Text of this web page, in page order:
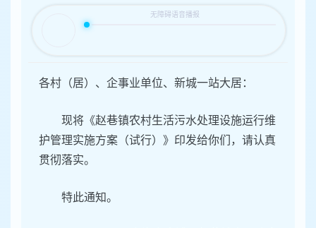
各村（居）、企事业单位、新城一站大居：
现将《赵巷镇农村生活污水处理设施运行维
护管理实施方案（试行）》印发给你们，请认真
贯彻落实。
特此通知。